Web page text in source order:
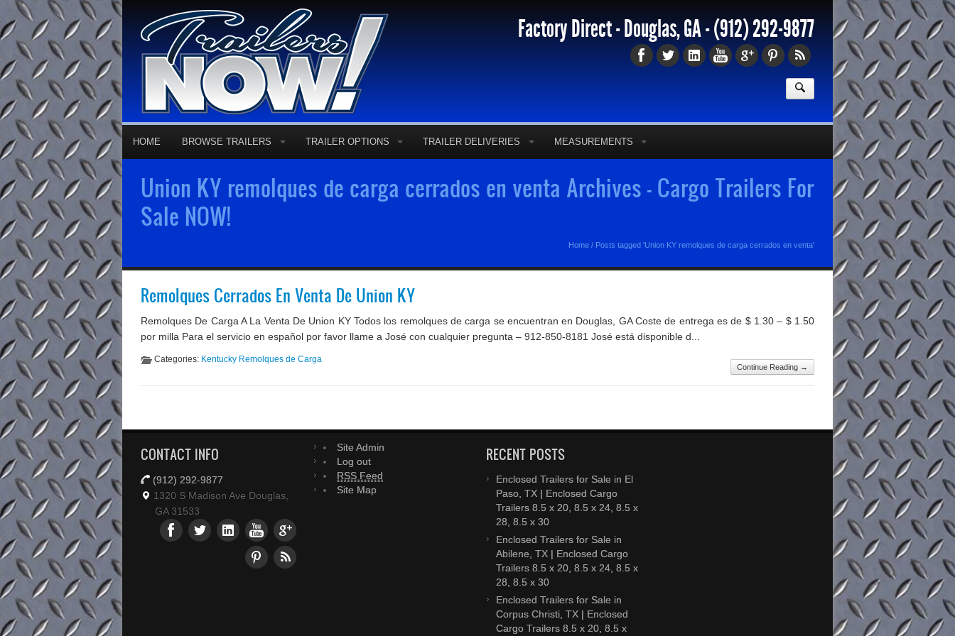
Factory Direct - Douglas, GA -(912) 292-9877
HOME BROWSE TRAILERS TRAILER OPTIONS TRAILER DELIVERIES MEASUREMENTS
Union KY remolques de carga cerrados en venta Archives - Cargo Trailers For
Sale NOW!
Home / Posts tagged 'Union KY remolques de carga cerrados en venta'
Remolques Cerrados En Venta De Union KY
Remolques De Carga A La Venta De Union KY Todos los remolques de carga se encuentran en Douglas, GA Coste de entrega es de $ 1.30 – $ 1.50
por milla Para el servicio en español por favor llame a José con cualquier pregunta – 912-850-8181 José está disponible d...
Continue Reading →
Categories: Kentucky Remolques de Carga
CONTACT INFO
(912) 292-9877
1320 S Madison Ave Douglas,
GA 31533
Site Admin
Log out
RSS Feed
Site Map
RECENT POSTS
Enclosed Trailers for Sale in El
Paso, TX | Enclosed Cargo
Trailers 8.5 x 20, 8.5 x 24, 8.5 x
28, 8.5 x 30
Enclosed Trailers for Sale in
Abilene, TX | Enclosed Cargo
Trailers 8.5 x 20, 8.5 x 24, 8.5 x
28, 8.5 x 30
Enclosed Trailers for Sale in
Corpus Christi, TX | Enclosed
Cargo Trailers 8.5 x 20, 8.5 x